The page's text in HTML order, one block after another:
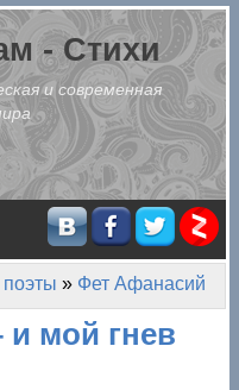
- Стихи
и современная
поэты » Фет Афанасий
и мой гнев